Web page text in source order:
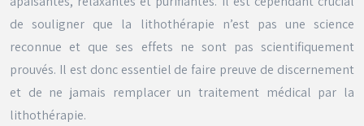
de souligner que la lithothérapie n’est pas une science
reconnue et que ses effets ne sont pas scientifiquement
prouvés. Il est donc essentiel de faire preuve de discernement
et de ne jamais remplacer un traitement médical par la
lithothérapie.